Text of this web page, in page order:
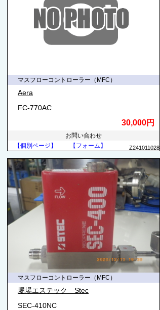
マスフローコントローラー（MFC）
Aera
FC-770AC
30,000円
お問い合わせ
【個別ページ】
【フォーム】 Z241011028
マスフローコントローラー（MFC）
堀場エステック Stec
SEC-410NC